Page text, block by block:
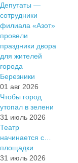
Депутаты —
сотрудники
филиала «Азот»
провели
праздники двора
для жителей
города
Березники
01 авг 2026
Чтобы город
утопал в зелени
31 июль 2026
Театр
начинается с…
площадки
31 июль 2026